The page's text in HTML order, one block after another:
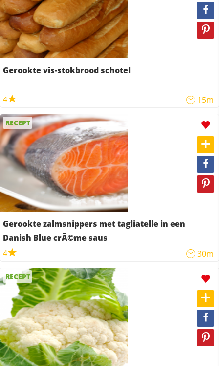
Gerookte vis-stokbrood schotel
4 15m
RECEPT
Gerookte zalmsnippers met tagliatelle in een
Danish Blue crÃ©me saus
4
30m
RECEPT